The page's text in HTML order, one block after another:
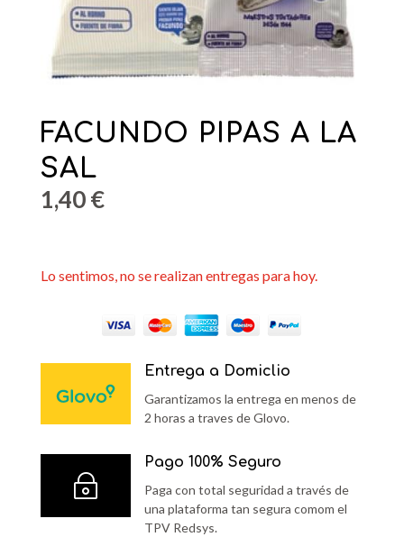
FACUNDO PIPAS A LA
SAL
1,40€
Lo sentimos, no se realizan entregas para hoy.
Entrega a Domiclio
Garantizamos la entrega en menos de
2 horas a traves de Glovo.
~
Pago 100% Seguro
Paga con total seguridad a través de
una plataforma tan segura comom el
TPV Redsys.